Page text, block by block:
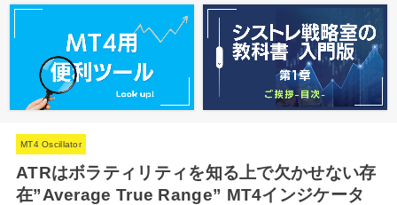
MT4 Oscillator
ATRはボラティリティを知る上で欠かせない存
在”Average True Range” MT4インジケータ